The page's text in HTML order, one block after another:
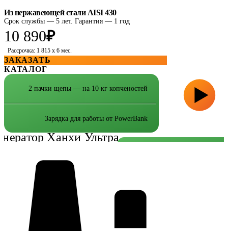
Из нержавеющей стали AISI 430
Срок службы — 5 лет. Гарантия — 1 год
10 890₽
Рассрочка: 1 815 x 6 мес.
ЗАКАЗАТЬ
КАТАЛОГ
2 пачки щепы — на 10 кг копченостей
Зарядка для работы от PowerBank